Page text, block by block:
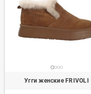
Угги женские FRIVOLI